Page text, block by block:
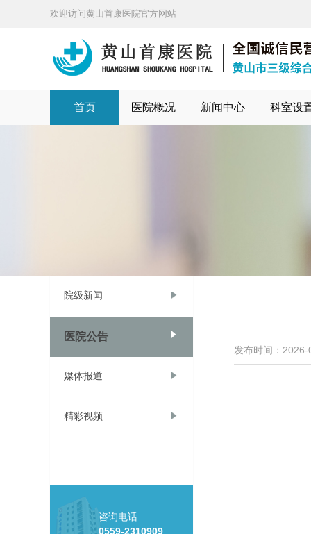
欢迎访问黄山首康医院官方网站
首页 医院概况 新闻中心 科室设
院级新闻
医院公告
媒体报道
精彩视频
咨询电话
0559-2310909
发布时间：